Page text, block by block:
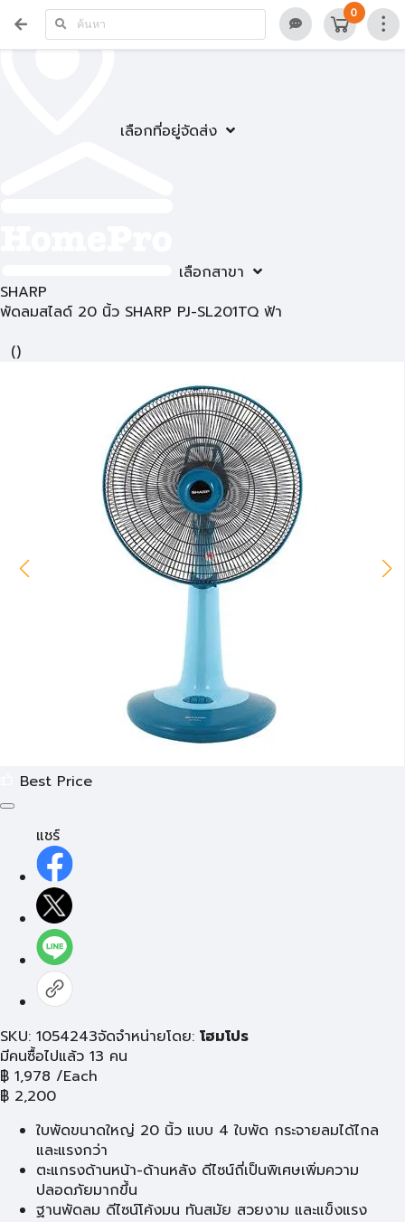
เลือกที่อยู่จัดส่ง
เลือกสาขา
0
SHARP
พัดลมสไลด์ 20 นิ้ว SHARP PJ-SL201TQ ฟ้า
()
Best Price
แชร์
SKU: 1054243จัดจำหน่ายโดย: โฮมโปร
มีคนซื้อไปแล้ว 13 คน
฿ 1,978 /Each
฿ 2,200
ใบพัดขนาดใหญ่ 20 นิ้ว แบบ 4 ใบพัด กระจายลมได้ไกล
และแรงกว่า
ตะแกรงด้านหน้า-ด้านหลัง ดีไซน์ถี่เป็นพิเศษเพิ่มความ
ปลอดภัยมากขึ้น
ฐานพัดลม ดีไซน์โค้งมน ทันสมัย สวยงาม และแข็งแรง